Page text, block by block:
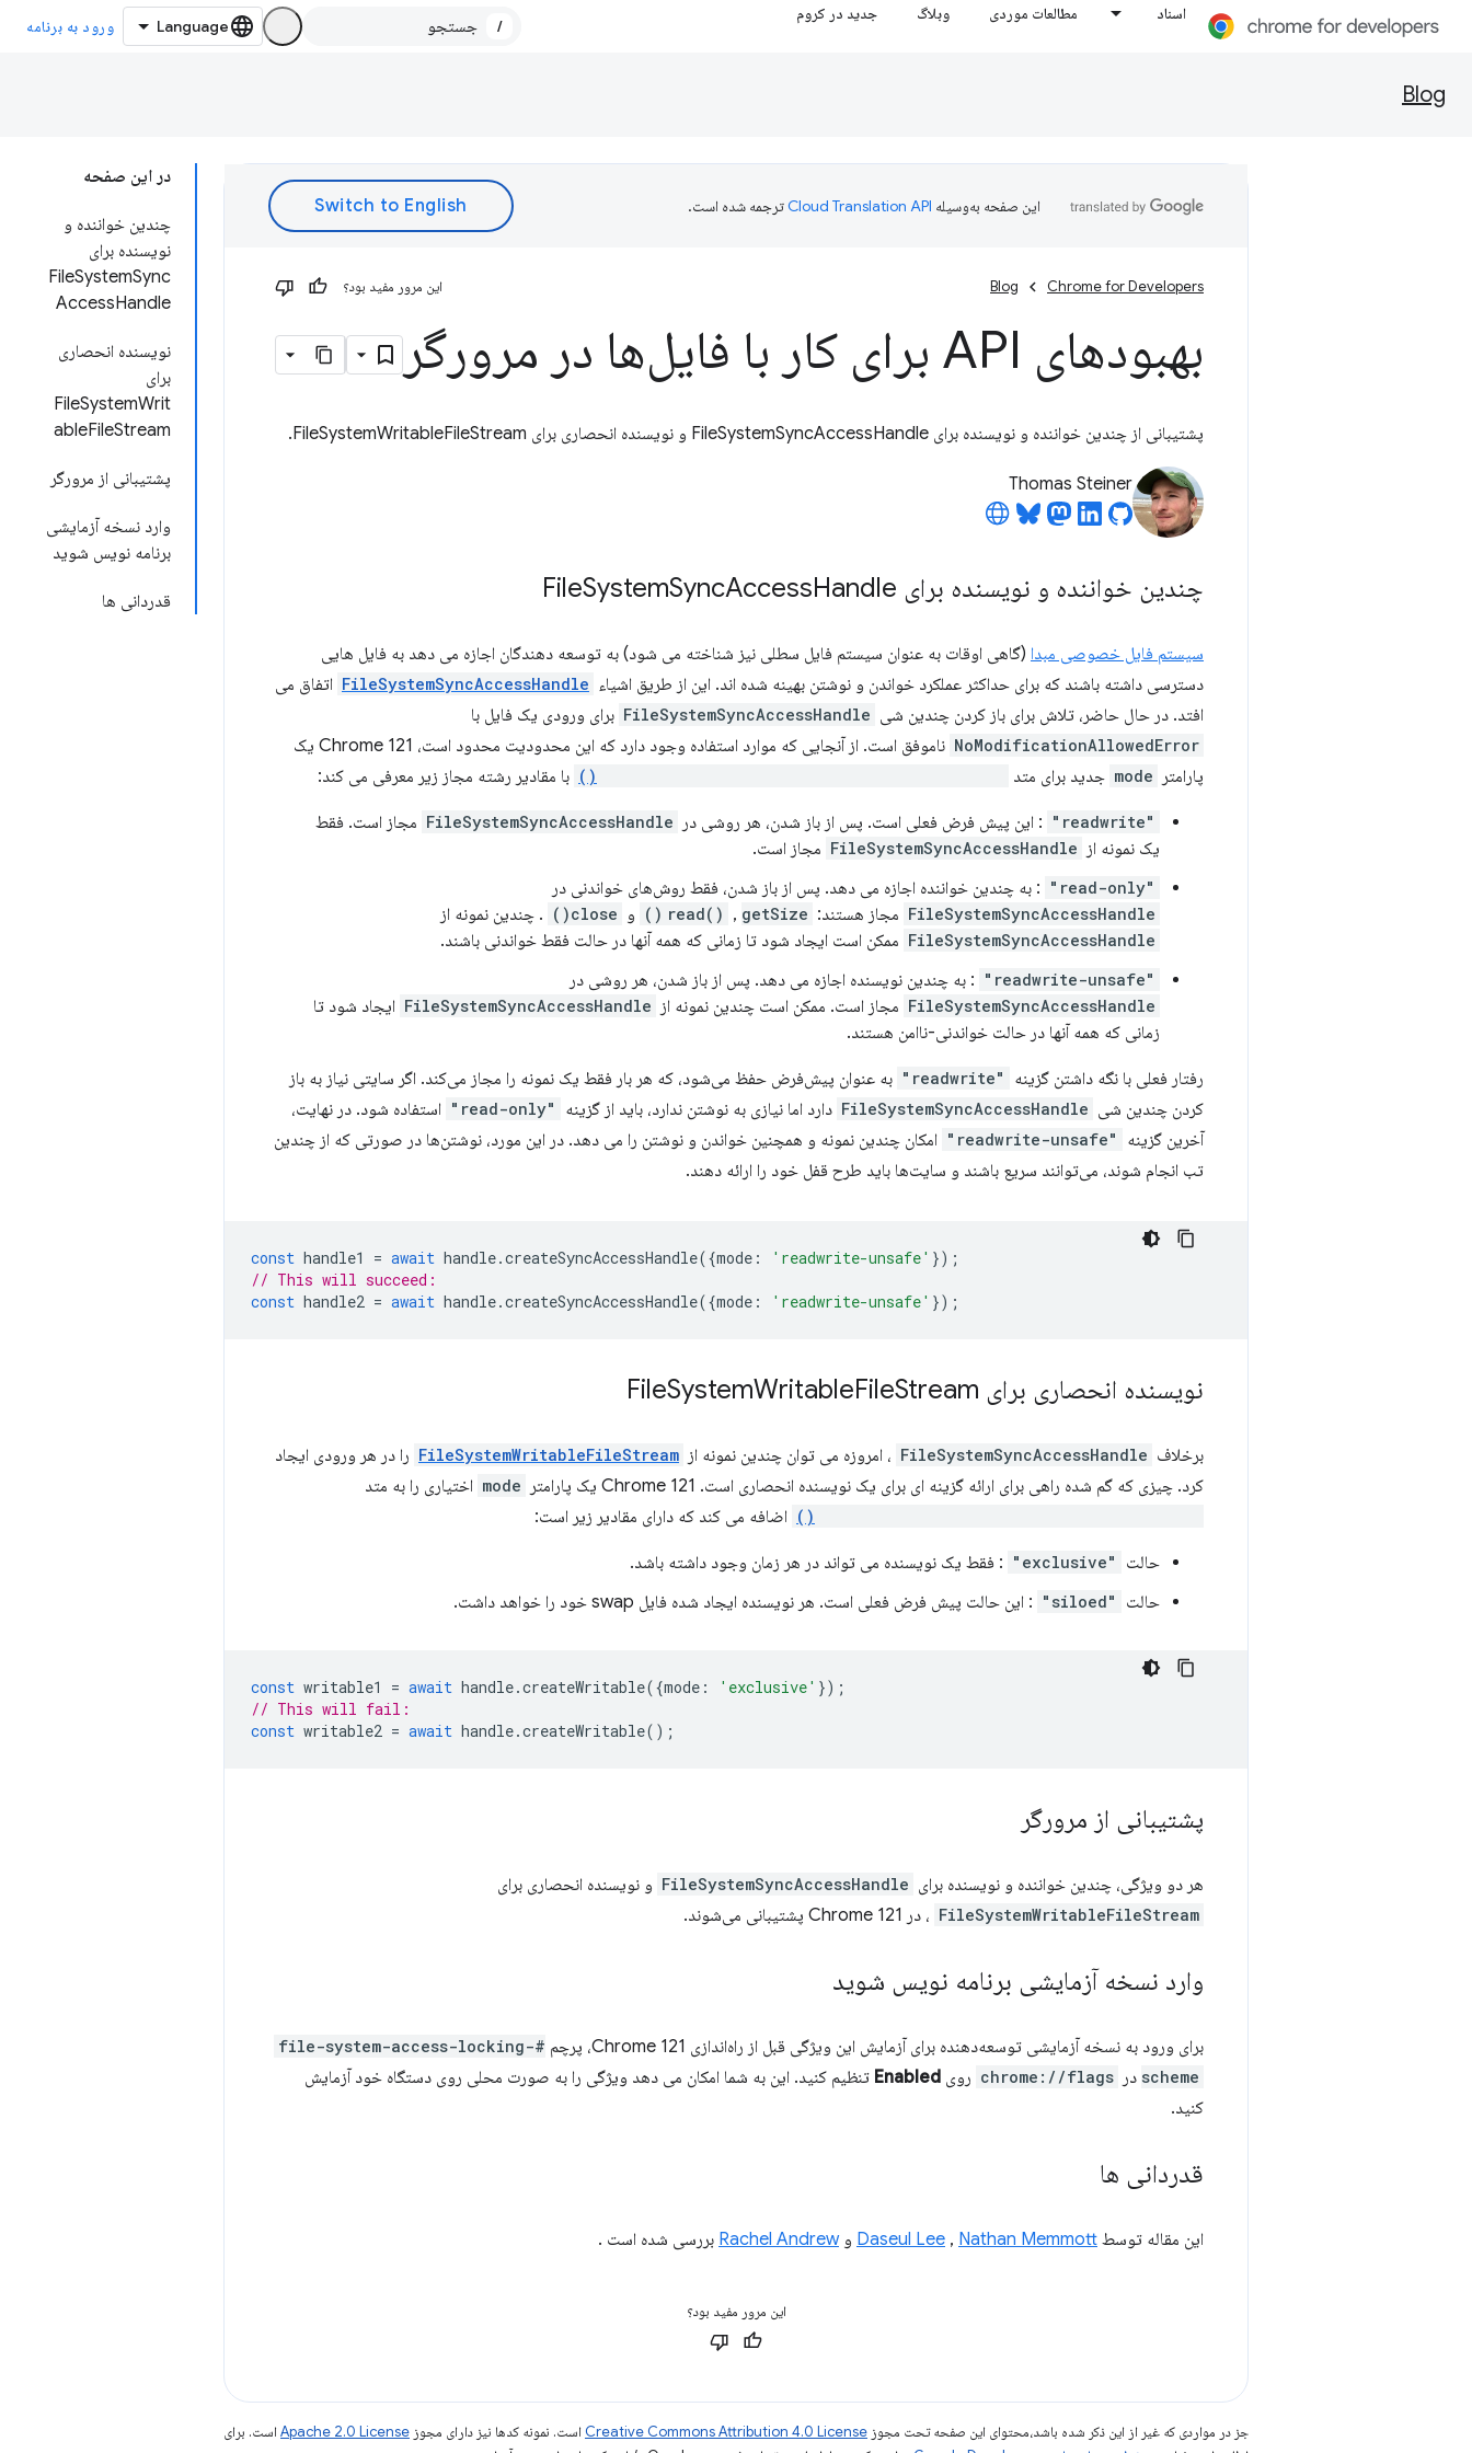
اسناد مطالعات موردی وبلاگ جدید در کروم
/ ورود به برنامه
Blog
در این صفحه
چندین خواننده و
نویسنده برای
FileSystemSync
AccessHandle
نویسنده انحصاری
برای
FileSystemWrit
ableFileStream
پشتیبانی از مرورگر
وارد نسخه آزمایشی
برنامه نویس شوید
قدردانی ها
این صفحه به‌وسیله ترجمه شده است.
Chrome for Developers
Blog این مرور مفید بود؟
بهبودهای API برای کار با فایل‌ها در مرورگر
پشتیبانی از چندین خواننده و نویسنده برای FileSystemSyncAccessHandle و نویسنده انحصاری برای FileSystemWritableFileStream.
Thomas Steiner
چندین خواننده و نویسنده برای File SystemSyncAccessHandle
سیستم فایل خصوصی مبدا (گاهی اوقات به عنوان سیستم فایل سطلی نیز شناخته می شود) به توسعه دهندگان اجازه می دهد به فایل هایی
دسترسی داشته باشند که برای حداکثر عملکرد خواندن و نوشتن بهینه شده اند. این از طریق اشیاء FileSystemSyncAccessHandle اتفاق می
افتد. در حال حاضر، تلاش برای باز کردن چندین شی FileSystemSyncAccessHandle برای ورودی یک فایل با
NoModificationAllowedError
ناموفق است. از آنجایی که موارد استفاده وجود دارد که این محدودیت محدود است، Chrome 121 یک
پارامتر
mode جدید برای متد با مقادیر رشته مجاز زیر معرفی می کند:
"readwrite" : این پیش فرض فعلی است. پس از باز شدن، هر روشی در FileSystemSyncAccessHandle مجاز است. فقط
یک نمونه از FileSystemSyncAccessHandle مجاز است.
"read-only" : به چندین خواننده اجازه می دهد. پس از باز شدن، فقط روش‌های خواندنی در
FileSystemSyncAccessHandle مجاز هستند: read() , getSize() و close() . چندین نمونه از
FileSystemSyncAccessHandle ممکن است ایجاد شود تا زمانی که همه آنها در حالت فقط خواندنی باشند.
"readwrite-unsafe" : به چندین نویسنده اجازه می دهد. پس از باز شدن، هر روشی در
FileSystemSyncAccessHandle مجاز است. ممکن است چندین نمونه از FileSystemSyncAccessHandle ایجاد شود تا
زمانی که همه آنها در حالت خواندنی-ناامن هستند.
رفتار فعلی با نگه داشتن گزینه "readwrite"
به عنوان پیش‌فرض حفظ می‌شود، که هر بار فقط یک نمونه را مجاز می‌کند. اگر سایتی نیاز به باز
کردن چندین شی FileSystemSyncAccessHandle دارد اما نیازی به نوشتن ندارد، باید از گزینه "read-only"
استفاده شود. در نهایت،
آخرین گزینه
"readwrite-unsafe"
امکان چندین نمونه و همچنین خواندن و نوشتن را می دهد. در این مورد، نوشتن‌ها در صورتی که از چندین
تب انجام شوند، می‌توانند سریع باشند و سایت‌ها باید طرح قفل خود را ارائه دهند.
const handle1 = await handle.createSyncAccessHandle({mode : 'readwrite-unsafe' });
// This will succeed:
const handle2 = await handle.createSyncAccessHandle({mode : 'readwrite-unsafe' });
نویسنده انحصاری برای File SystemWritableFileStream
برخلاف FileSystemSyncAccessHandle ، امروزه می توان چندین نمونه از FileSystemWritableFileStream را در هر ورودی ایجاد
کرد. چیزی که گم شده راهی برای ارائه گزینه ای برای یک نویسنده انحصاری است. Chrome 121 یک پارامتر
mode اختیاری را به متد
اضافه می کند که دارای مقادیر زیر است:
حالت "exclusive"
: فقط یک نویسنده می تواند در هر زمان وجود داشته باشد.
حالت
"siloed" : این حالت پیش فرض فعلی است. هر نویسنده ایجاد شده فایل swap خود را خواهد داشت.
const writable1 = await handle.createWritable({mode : 'exclusive' });
// This will fail:
const writable2 = await handle.createWritable();
پشتیبانی از مرورگر
هر دو ویژگی، چندین خواننده و نویسنده برای FileSystemSyncAccessHandle و نویسنده انحصاری برای
FileSystemWritableFileStream ، در Chrome 121 پشتیبانی می‌شوند.
وارد نسخه آزمایشی برنامه نویس شوید
برای ورود به نسخه آزمایشی توسعه‌دهنده برای آزمایش این ویژگی قبل از راه‌اندازی Chrome 121، پرچم
#file-system-access-locking-
scheme در chrome://flags روی Enabled تنظیم کنید. این به شما امکان می دهد ویژگی را به صورت محلی روی دستگاه خود آزمایش
کنید.
قدردانی ها
این مقاله توسط Daseul Lee , Nathan Memmott وRachel Andrew بررسی شده است .
این مرور مفید بود؟
جز در مواردی که غیر از این ذکر شده باشد،‌محتوای این صفحه تحت مجوز Creative Commons Attribution 4.0 License است. نمونه کدها نیز دارای مجوز Apache 2.0 License است. برای